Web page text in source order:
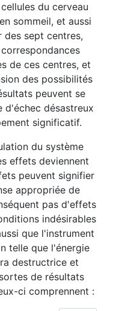
du cerveau
sommeil, et aussi
des sept centres,
de ces centres, et
des possibilités
peuvent se
d'échec désastreux
significatif.
du système
effets deviennent
peuvent signifier
appropriée de
pas d'effets
indésirables
que l'instrument
telle que l'énergie
destructrice et
de résultats
ci comprennent :